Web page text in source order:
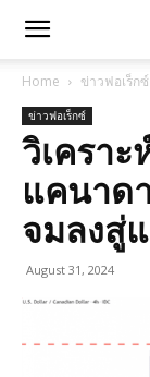
Home ข่าวฟอเร็กซ์
ข่าวฟอเร็กซ์
วิเครา
แคนาด
จมลงสู่
August 31, 2024